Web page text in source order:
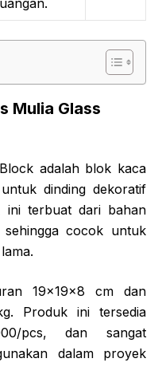
Mulia Glass
adalah blok kaca
dinding dekoratif
ini terbuat dari bahan
cocok untuk
19x19x8 cm dan
Produk ini tersedia
pcs, dan sangat
dalam proyek